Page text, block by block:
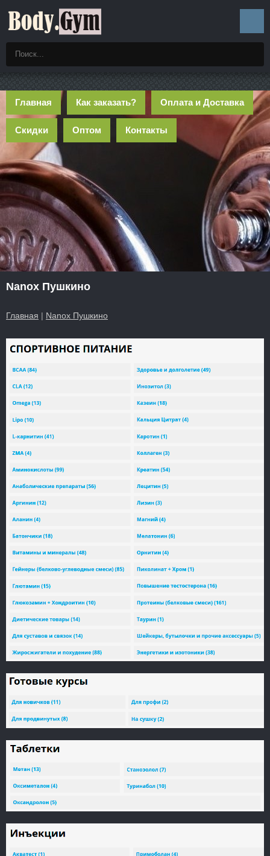
Главная Как заказать? Оплата и Доставка
Скидки Оптом Контакты
Nanox Пушкино
Главная | Nanox Пушкино